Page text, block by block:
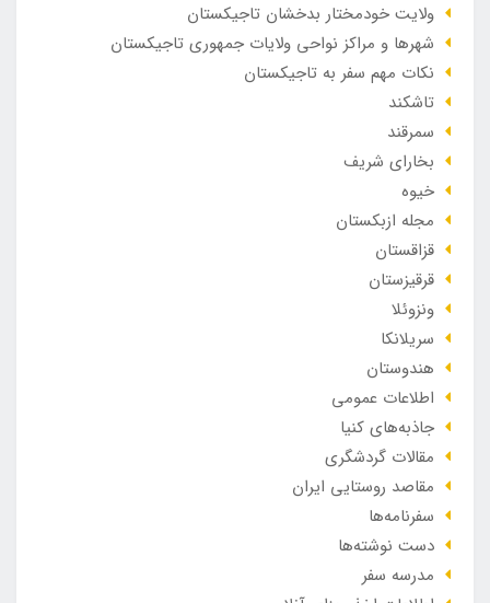
ولایت خودمختار بدخشان تاجیکستان
شهرها و مراکز نواحی ولایات جمهوری تاجیکستان
نکات مهم سفر به تاجیکستان
تاشکند
سمرقند
بخارای شریف
خیوه
مجله ازبکستان
قزاقستان
قرقیزستان
ونزوئلا
سریلانکا
هندوستان
اطلاعات عمومی
جاذبه‌های کنیا
مقالات گردشگری
مقاصد روستایی ایران
سفرنامه‌ها
دست نوشته‌ها
مدرسه سفر